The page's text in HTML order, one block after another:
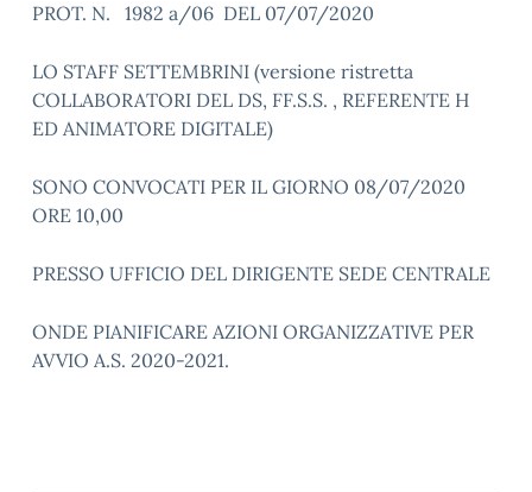
PROT. N. 1982 a/06 DEL 07/07/2020
LO STAFF SETTEMBRINI (versione ristretta
COLLABORATORI DEL DS, FF.S.S. , REFERENTE H
ED ANIMATORE DIGITALE)
SONO CONVOCATI PER IL GIORNO 08/07/2020
ORE 10,00
PRESSO UFFICIO DEL DIRIGENTE SEDE CENTRALE
ONDE PIANIFICARE AZIONI ORGANIZZATIVE PER
AVVIO A.S. 2020-2021.